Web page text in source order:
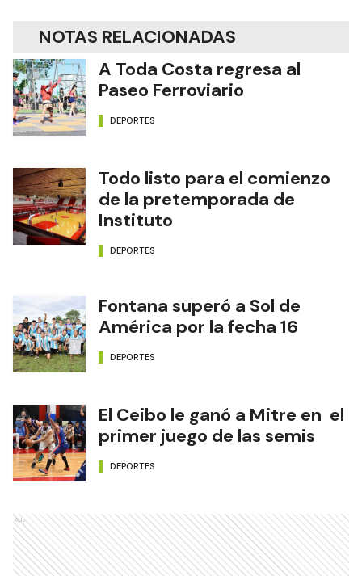
NOTAS RELACIONADAS
A Toda Costa regresa al
Paseo Ferroviario
DEPORTES
Todo listo para el comienzo
de la pretemporada de
Instituto
DEPORTES
Fontana superó a Sol de
América por la fecha 16
DEPORTES
El Ceibo le ganó a Mitre en el
primer juego de las semis
DEPORTES
Ads